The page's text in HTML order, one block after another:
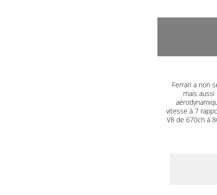
Ferrari a non
mais
vitesse à 7
V8 de 670ch à